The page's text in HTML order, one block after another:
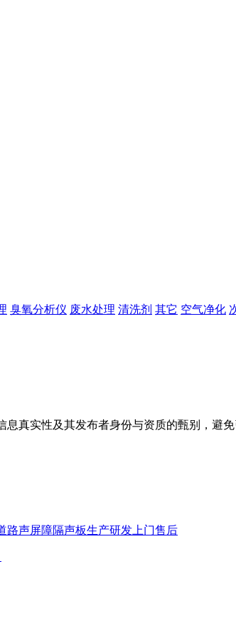
臭氧分析仪 废水处理 清洗剂 其它 空气净化
息真实性及其发布者身份与资质的甄别，避
路声屏障隔声板生产研发上门售后